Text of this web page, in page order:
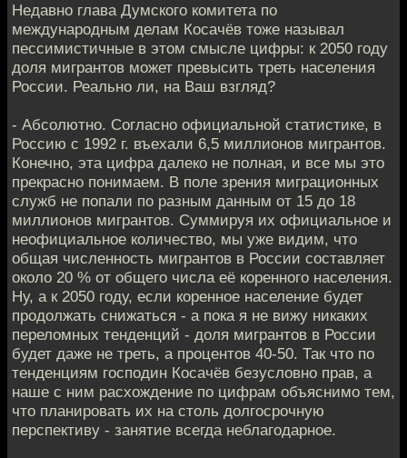
Недавно глава Думского комитета по
международным делам Косачёв тоже называл
пессимистичные в этом смысле цифры: к 2050 году
доля мигрантов может превысить треть населения
России. Реально ли, на Ваш взгляд?
- Абсолютно. Согласно официальной статистике, в
Россию с 1992 г. въехали 6,5 миллионов мигрантов.
Конечно, эта цифра далеко не полная, и все мы это
прекрасно понимаем. В поле зрения миграционных
служб не попали по разным данным от 15 до 18
миллионов мигрантов. Суммируя их официальное и
неофициальное количество, мы уже видим, что
общая численность мигрантов в России составляет
около 20 % от общего числа её коренного населения.
Ну, а к 2050 году, если коренное население будет
продолжать снижаться - а пока я не вижу никаких
переломных тенденций - доля мигрантов в России
будет даже не треть, а процентов 40-50. Так что по
тенденциям господин Косачёв безусловно прав, а
наше с ним расхождение по цифрам объяснимо тем,
что планировать их на столь долгосрочную
перспективу - занятие всегда неблагодарное.